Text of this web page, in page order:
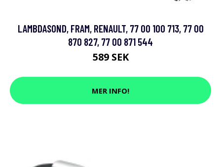
LAMBDASOND, FRAM, RENAULT, 77 00 100 713, 77 00
870 827, 77 00 871 544
589 SEK
MER INFO!